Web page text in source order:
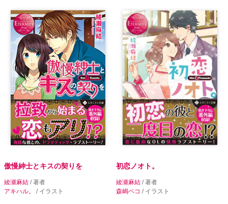
傲慢紳士とキスの契りを
綾瀬麻結 / 著者
アキハル。 / イラスト
初恋ノオト。
綾瀬麻結 / 著者
森嶋ペコ / イラスト